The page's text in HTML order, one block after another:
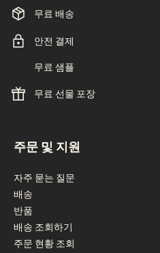
무료 배송
안전 결제
무료 샘플
무료 선물 포장
주문 및 지원
자주 묻는 질문
배송
반품
배송 조회하기
주문 현황 조회